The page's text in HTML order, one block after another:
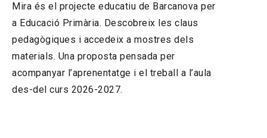
Mira és el projecte educatiu de Barcanova per
a Educació Primària. Descobreix les claus
pedagògiques i accedeix a mostres dels
materials. Una proposta pensada per
acompanyar l’aprenentatge i el treball a l’aula
des-del curs 2026-2027.